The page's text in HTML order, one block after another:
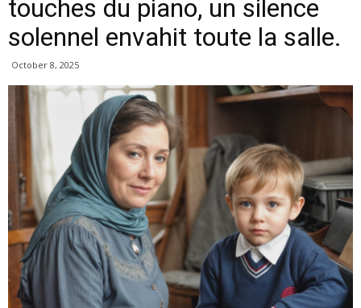
touches du piano, un silence
solennel envahit toute la salle.
October 8, 2025